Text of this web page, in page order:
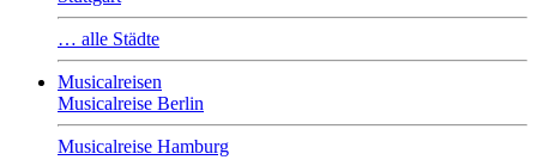
… alle Städte
Musicalreisen
Musicalreise Berlin
Musicalreise Hamburg